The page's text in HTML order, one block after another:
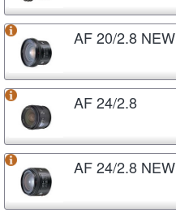
AF 20/2.8 NEW
AF 24/2.8
AF 24/2.8 NEW